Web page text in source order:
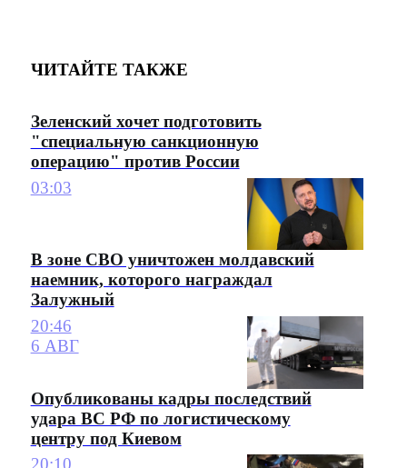
ЧИТАЙТЕ ТАКЖЕ
Зеленский хочет подготовить
"специальную санкционную
операцию" против России
03:03
В зоне СВО уничтожен молдавский
наемник, которого награждал
Залужный
20:46
6 АВГ
Опубликованы кадры последствий
удара ВС РФ по логистическому
центру под Киевом
20:10